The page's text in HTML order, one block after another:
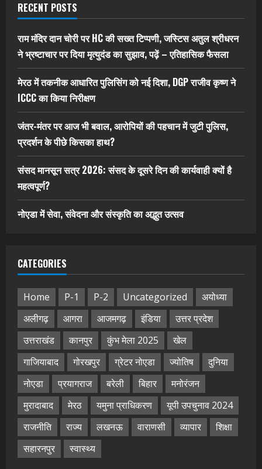
RECENT POSTS
राम मंदिर दान चोरी पर HC की सख्त टिप्पणी, जस्टिस अतुल श्रीधरन
ने भ्रष्टाचार पर द‍िया मृत्युदंड का सुझाव, पढ़ें – एत‍िहास‍िक फैसला
मेरठ में तकनीक आधारित पुलिसिंग को नई दिशा, DGP राजीव कृष्ण ने
ICCC का किया निरीक्षण
जंतर-मंतर पर आज भी बवाल, आरोपियों की पहचान में जुटी पुलिस,
प्रदर्शन के पीछे किसका हाथ?
संसद मानसून सत्र 2026: संसद के दूसरे दिन की कार्यवाही क्यों है
महत्वपूर्ण?
नोएडा में सेवा, संवेदना और संस्कृति का अद्भुत उत्सव
CATEGORIES
Home P-1 P-2 Uncategorized
अयोध्या
अलीगढ़
आगरा आजमगढ़ इंडिया
उत्तर प्रदेश
उत्तराखंड
कानपुर कुंभ मेला 2025
खेल
गाजियाबाद
गोरखपुर ग्रेटर नोएडा ज्योतिष
दुनिया
नोएडा
प्रयागराज बरेली बिहार
मनोरंजन
मुरादाबाद
मेरठ यमुना प्राधिकरण
यूपी उपचुनाव 2024
राजनीति
राज्य लखनऊ वाराणसी व्यापार
शिक्षा
सहारनपुर
स्वास्थ्य